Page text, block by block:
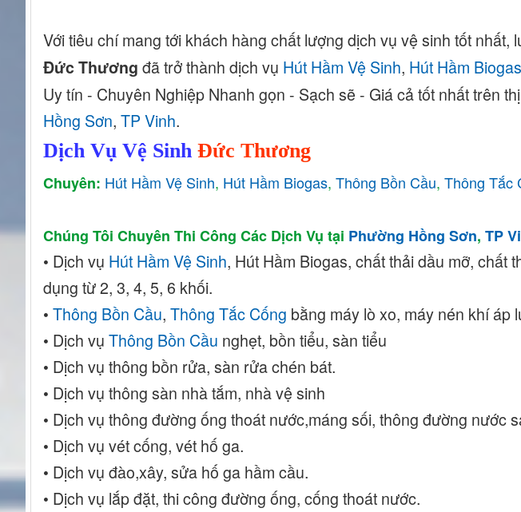
Với tiêu chí mang tới khách hàng chất lượng dịch vụ vệ sinh tốt nhất,
Đức Thương đã trở thành dịch vụ Hút Hầm Vệ Sinh, Hút Hầm Biogas
Uy tín - Chuyên Nghiệp Nhanh gọn - Sạch sẽ - Giá cả tốt nhất trên
Hồng Sơn, TP Vinh.
Dịch Vụ Vệ Sinh Đức Thương
Chuyên: Hút Hầm Vệ Sinh, Hút Hầm Biogas, Thông Bồn Cầu, Thông Tắc
Chúng Tôi Chuyên Thi Công Các Dịch Vụ tại Phường Hồng Sơn, TP
• Dịch vụ Hút Hầm Vệ Sinh, Hút Hầm Biogas, chất thải dầu mỡ, chất
dụng từ 2, 3, 4, 5, 6 khối.
• Thông Bồn Cầu, Thông Tắc Cống bằng máy lò xo, máy nén khí áp
• Dịch vụ Thông Bồn Cầu nghẹt, bồn tiểu, sàn tiểu
• Dịch vụ thông bồn rửa, sàn rửa chén bát.
• Dịch vụ thông sàn nhà tắm, nhà vệ sinh
• Dịch vụ thông đường ống thoát nước,máng sối, thông đường nước
• Dịch vụ vét cống, vét hố ga.
• Dịch vụ đào,xây, sửa hố ga hầm cầu.
• Dịch vụ lắp đặt, thi công đường ống, cống thoát nước.